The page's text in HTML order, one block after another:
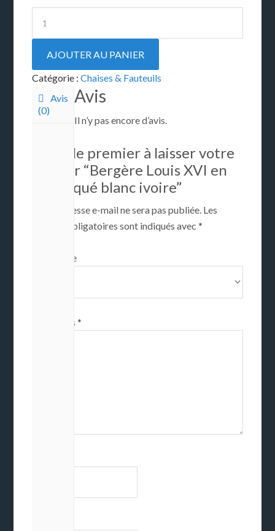
AJOUTER AU PANIER
Catégorie :Chaises & Fauteuils
Avis
(0)
Avis
Il n’y pas encore d’avis.
Soyez le premier à laisser votre
avis sur “Bergère Louis XVI en
bois laqué blanc ivoire”
Votre adresse e-mail ne sera pas publiée. Les
champs obligatoires sont indiqués avec*
Votre vote
Votre Avis*